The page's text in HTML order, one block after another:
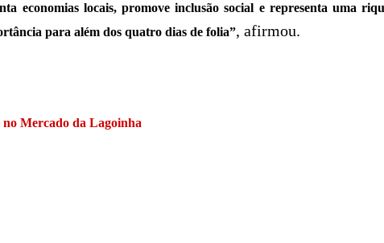
economias locais, promove inclusão social e representa uma
para além dos quatro dias de folia”, afirmou.
no Mercado da Lagoinha